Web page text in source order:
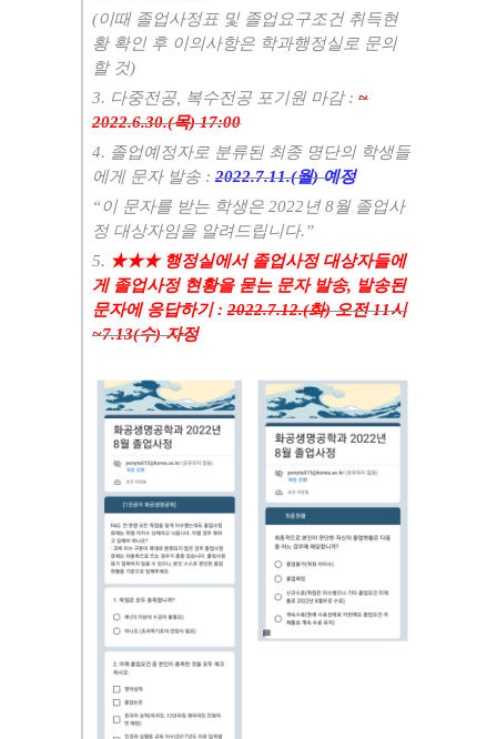
(이때 졸업사정표 및 졸업요구조건 취득현
황 확인 후 이의사항은 학과행정실로 문의
할 것)
3. 다중전공, 복수전공 포기원 마감: ~
2022.6.30.(목) 17:00
4. 졸업예정자로 분류된 최종 명단의 학생들
에게 문자 발송 : 2022.7.11.(월)예정
“이 문자를 받는 학생은 2022 년8월 졸업사
정 대상자임을 알려드립니다.”
5. ★★★ 행정실에서 졸업사정 대상자들에
게 졸업사정 현황을 묻는 문자 발송, 발송된
문자에 응답하기:2022.7.12.(화)오전11시
~7.13(수)자정